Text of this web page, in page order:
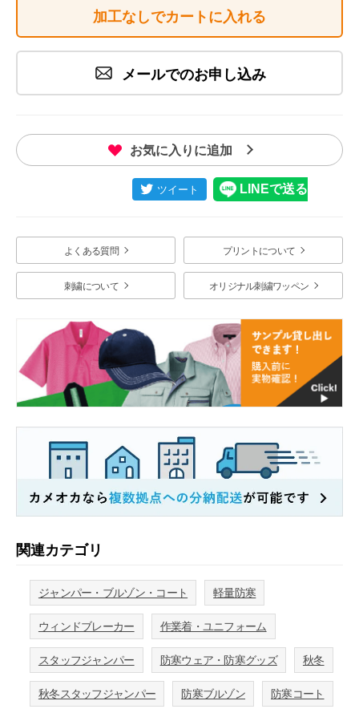
加工なしでカートに入れる
メールでのお申し込み
お気に入りに追加
よくある質問 プリントについて
刺繍について オリジナル刺繍ワッペン
関連カテゴリ
ジャンパー・ブルゾン・コート 軽量防寒
ウィンドブレーカー 作業着・ユニフォーム
スタッフジャンパー 防寒ウェア・防寒グッズ 秋冬
秋冬スタッフジャンパー 防寒ブルゾン 防寒コート